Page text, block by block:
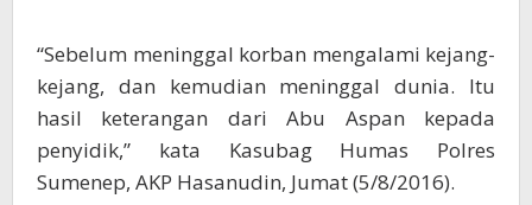
“Sebelum meninggal korban mengalami kejang-
kejang, dan kemudian meninggal dunia. Itu
hasil keterangan dari Abu Aspan kepada
penyidik,” kata Kasubag Humas Polres
Sumenep, AKP Hasanudin, Jumat (5/8/2016).